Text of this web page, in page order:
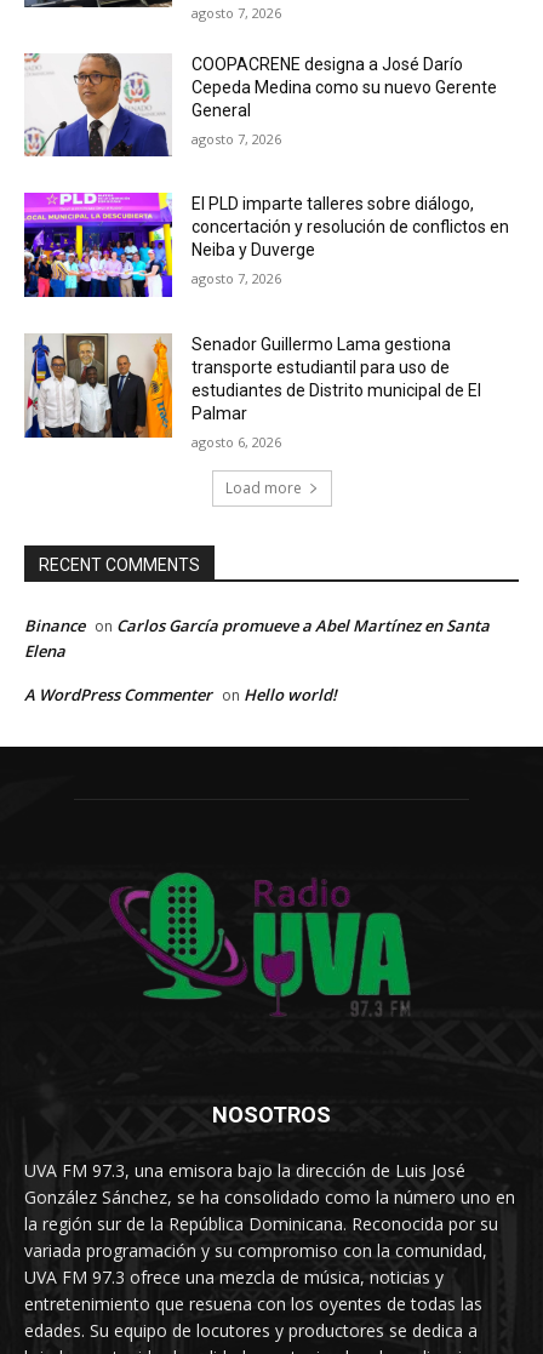
agosto 7, 2026
COOPACRENE designa a José Darío
Cepeda Medina como su nuevo Gerente
General
agosto 7, 2026
El PLD imparte talleres sobre diálogo,
concertación y resolución de conflictos en
Neiba y Duverge
agosto 7, 2026
Senador Guillermo Lama gestiona
transporte estudiantil para uso de
estudiantes de Distrito municipal de El
Palmar
agosto 6, 2026
Load more
RECENT COMMENTS
Binance on Carlos García promueve a Abel Martínez en Santa
Elena
A WordPress Commenter on Hello world!
NOSOTROS
UVA FM 97.3, una emisora bajo la dirección de Luis José
González Sánchez, se ha consolidado como la número uno en
la región sur de la República Dominicana. Reconocida por su
variada programación y su compromiso con la comunidad,
UVA FM 97.3 ofrece una mezcla de música, noticias y
entretenimiento que resuena con los oyentes de todas las
edades. Su equipo de locutores y productores se dedica a